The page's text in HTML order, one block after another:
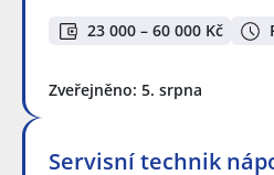
23 000 – 60 000 Kč
Zveřejněno: 5. srpna
Servisní technik